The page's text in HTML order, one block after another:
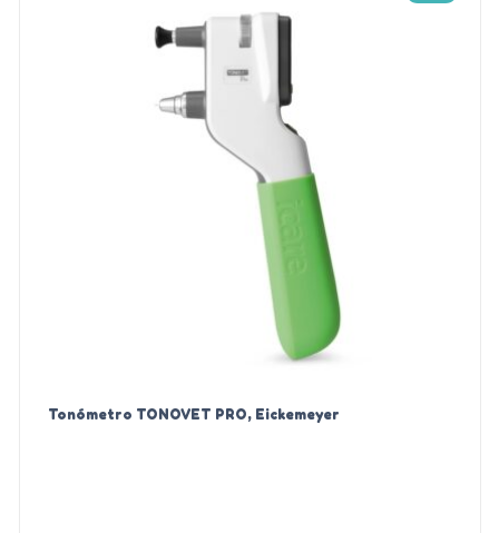
Tonómetro TONOVET PRO, Eickemeyer